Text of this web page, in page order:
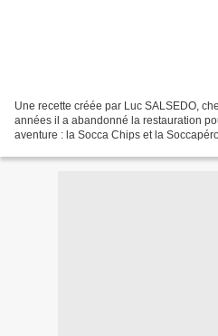
Une recette créée par Luc SALSEDO,
années il a abandonné la restauration
aventure : la Socca Chips et la